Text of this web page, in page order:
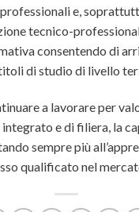
e,
tecnico-
consentendo di
di studio di livello
a lavorare per
e di filiera, la
sempre più
qualificato nel